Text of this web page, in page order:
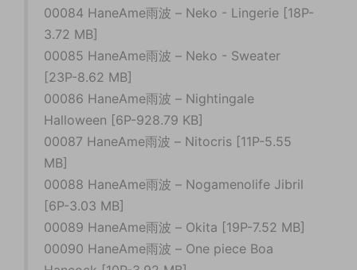
00084 HaneAme雨波 – Neko - Lingerie [18P-
3.72 MB]
00085 HaneAme雨波 – Neko - Sweater
[23P-8.62 MB]
00086 HaneAme雨波 – Nightingale
Halloween [6P-928.79 KB]
00087 HaneAme雨波 – Nitocris [11P-5.55
MB]
00088 HaneAme雨波 – Nogamenolife Jibril
[6P-3.03 MB]
00089 HaneAme雨波 – Okita [19P-7.52 MB]
00090 HaneAme雨波 – One piece Boa